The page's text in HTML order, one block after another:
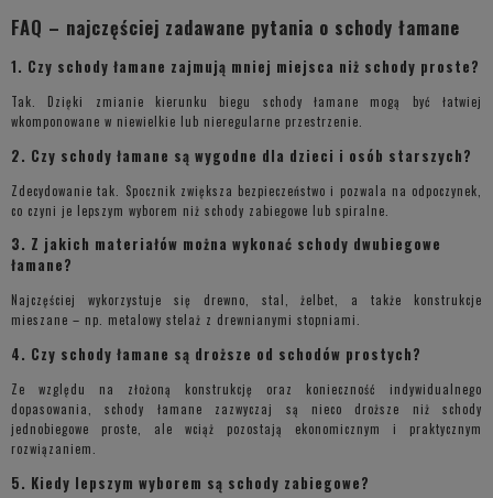
FAQ – najczęściej zadawane pytania o schody łamane
1. Czy schody łamane zajmują mniej miejsca niż schody proste?
Tak. Dzięki zmianie kierunku biegu schody łamane mogą być łatwiej
wkomponowane w niewielkie lub nieregularne przestrzenie.
2. Czy schody łamane są wygodne dla dzieci i osób starszych?
Zdecydowanie tak. Spocznik zwiększa bezpieczeństwo i pozwala na odpoczynek,
co czyni je lepszym wyborem niż schody zabiegowe lub spiralne.
3. Z jakich materiałów można wykonać schody dwubiegowe
łamane?
Najczęściej wykorzystuje się drewno, stal, żelbet, a także konstrukcje
mieszane – np. metalowy stelaż z drewnianymi stopniami.
4. Czy schody łamane są droższe od schodów prostych?
Ze względu na złożoną konstrukcję oraz konieczność indywidualnego
dopasowania, schody łamane zazwyczaj są nieco droższe niż schody
jednobiegowe proste, ale wciąż pozostają ekonomicznym i praktycznym
rozwiązaniem.
5. Kiedy lepszym wyborem są schody zabiegowe?